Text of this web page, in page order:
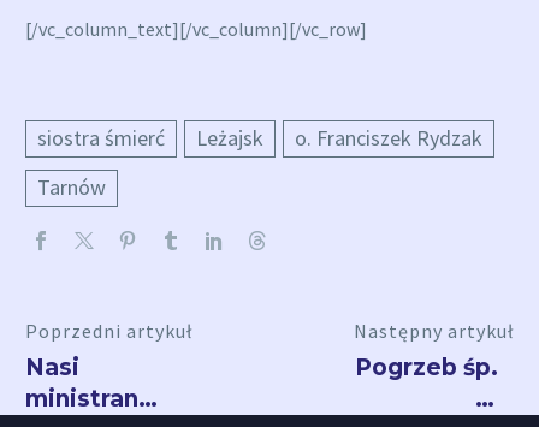
[/vc_column_text][/vc_column][/vc_row]
siostra śmierć Leżajsk
o. Franciszek Rydzak
Tarnów
Poprzedni artykuł
Nasi
ministranci
Następny artykuł
Pogrzeb śp.
o.